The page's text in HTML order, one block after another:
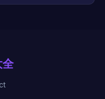
全